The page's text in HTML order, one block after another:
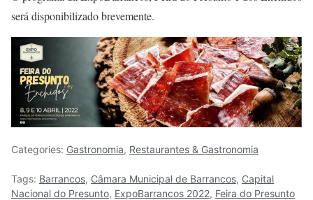
será disponibilizado brevemente.
Categories: Gastronomia, Restaurantes & Gastronomia
Tags: Barrancos, Câmara Municipal de Barrancos, Capital
Nacional do Presunto, ExpoBarrancos 2022, Feira do Presunto